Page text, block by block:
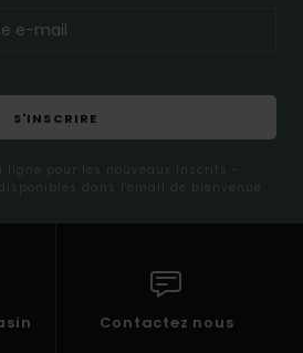
S'INSCRIRE
ligne pour les nouveaux inscrits -
dans l'email de bienvenue
Contactez nous